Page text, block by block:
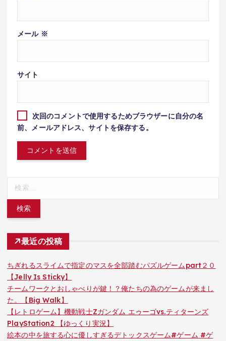
メール ※
サイト
次回のコメントで使用するためブラウザーに自分の名
前、メールアドレス、サイトを保存する。
最近の投稿
ちぎれるスライムで指定のマスを全部踏むパズルゲームpart２０
【Jelly Is Sticky】
チームワークとおしゃべりが鍵！？俺たちの為のゲームが来まし
た。【Big Walk】
【レトロゲーム】機動戦士Zガンダム エゥーゴvs.ティターンズ
PlayStation2 【ゆっくり実況】
絵本の中を旅する心に優しすぎるデトックスゲーム#ゲーム #ゲ